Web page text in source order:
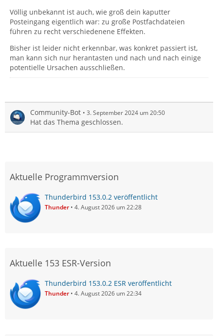
Völlig unbekannt ist auch, wie groß dein kaputter
Posteingang eigentlich war: zu große Postfachdateien
führen zu recht verschiedenene Effekten.
Bisher ist leider nicht erkennbar, was konkret passiert ist,
man kann sich nur herantasten und nach und nach einige
potentielle Ursachen ausschließen.
Community-Bot 3. September 2024 um 20:50
Hat das Thema geschlossen.
Aktuelle Programmversion
Thunderbird 153.0.2 veröffentlicht
Thunder 4. August 2026 um 22:28
Aktuelle 153 ESR-Version
Thunderbird 153.0.2 ESR veröffentlicht
Thunder 4. August 2026 um 22:34